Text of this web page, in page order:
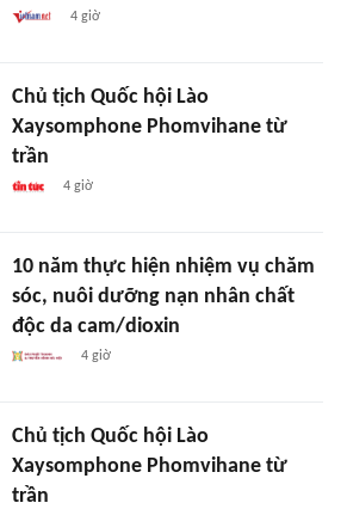
4 giờ
Chủ tịch Quốc hội Lào
Xaysomphone Phomvihane từ
trần
4 giờ
10 năm thực hiện nhiệm vụ chăm
sóc, nuôi dưỡng nạn nhân chất
độc da cam/dioxin
4 giờ
Chủ tịch Quốc hội Lào
Xaysomphone Phomvihane từ
trần